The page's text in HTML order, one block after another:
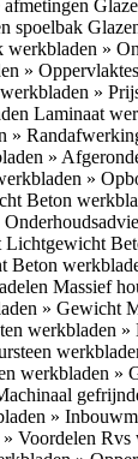
spoelbak
werkbladen »
»
»
Laminaat
»
»
»
Beton
Lichtgewicht
Beton
Massief
» Gewicht
werkbladen »
werkbladen »
»
Voordelen Rvs